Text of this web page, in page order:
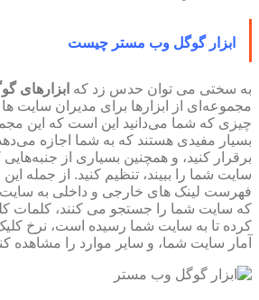
ابزار گوگل وب مستر چیست
به سختی می ‌توان حدس زد که ابزارهای
مجموعه‌ای از ابزارها برای مدیران سایت
چیزی که شما می‌دانید این است که این
بسیار مفیدی هستند که به شما اجازه
برقرار کنید، و همچنین بسیاری از
سایت شما را ببیند، تنظیم کنید. از جمله
فهرست لینک های خارجی و داخلی به سایت
که سایت شما را جستجو می کنند، کلمات
کرده تا به سایت شما رسیده است، نرخ
آمار سایت شما، و سایر موارد را مشاهده